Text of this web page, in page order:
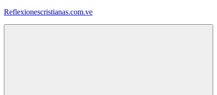
Saltar
Reflexionescristianas.com.ve